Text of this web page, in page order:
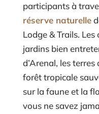
participants à
réserve naturelle
Lodge & Trails.
jardins bien
d’Arenal, les
forêt tropicale
sur la faune et la
vous ne savez